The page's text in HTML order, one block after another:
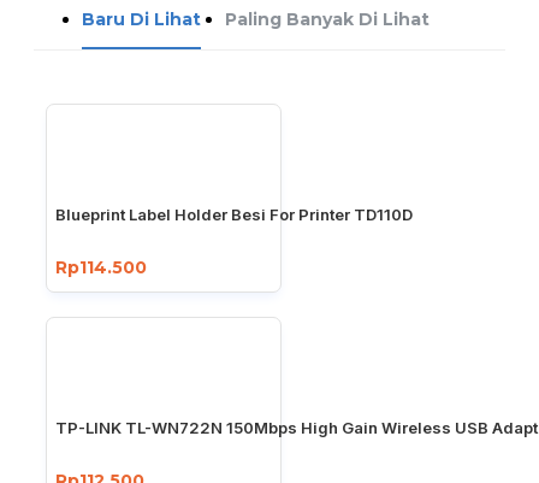
Baru Di Lihat Paling Banyak Di Lihat
Blueprint Label Holder Besi For Printer TD110D
Rp114.500
TP-LINK TL-WN722N 150Mbps High Gain Wireless USB